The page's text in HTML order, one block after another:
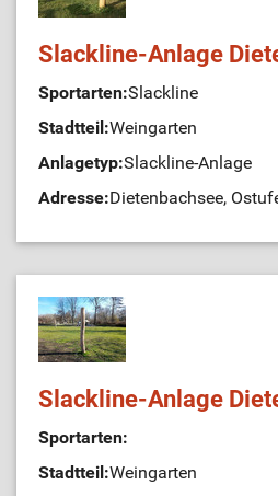
Slackline-Anlage
Sportarten:Slackline
Stadtteil:Weingarten
Anlagetyp:Slackline-Anlage
Adresse:Dietenbachsee,
Slackline-Anlage
Sportarten:
Stadtteil:Weingarten